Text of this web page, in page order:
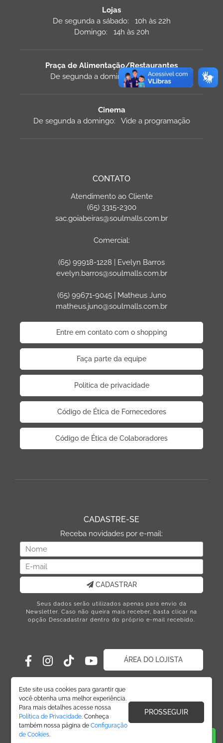
Este site usa cookies para garantir que
você obtenha uma melhor experiência.
Para mais detalhes acesse nossa
Política de Privacidade. Conheça
também nossa página deConfiguração
de Cookies.
PROSSEGUIR
Lojas
De segunda a sábado: 10h às 22h
Domingo: 14h às 20h
Praça de Alimentação/Restaurantes
De segunda a domingo: 11h às 22h
Cinema
De segunda a domingo: Vide a programação
CONTATO
Atendimento ao Cliente
(65) 3315-2300
sac.goiabeiras@soulmalls.com.br
Comercial:
(65) 99918-1228 | Evelyn Barros
evelyn.barros@soulmalls.com.br
(65) 99671-9045 | Matheus Juno
matheus.juno@soulmalls.com.br
Entre em contato com o shopping
Faça parte da equipe
Politica de privacidade
Código de Ética de Fornecedores
Código de Ética de Colaboradores
CADASTRE-SE
Receba novidades por e-mail:
CADASTRAR
Seus dados serão utilizados apenas para envio da
Newsletter. Caso não queira mais receber, basta clicar na
opção Descadastrar dentro do próprio e-mail recebido.
ÁREA DO LOJISTA